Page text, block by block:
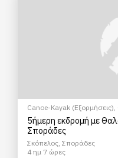
Canoe-Kayak (Εξορμήσεις),
5ήμερη εκδρομή με
Σποράδες
Σκόπελος, Σποράδες
4 ημ 7 ώρες